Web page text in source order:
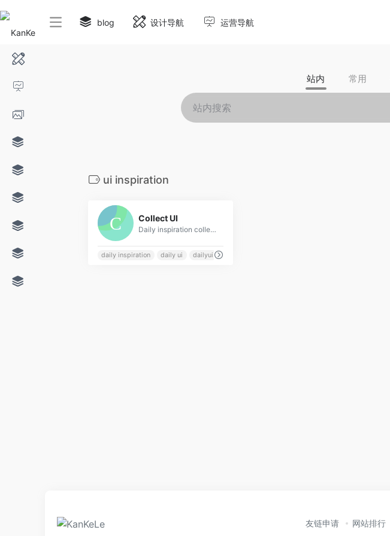
blog 设计导航 运营导航
站内 常用
ui inspiration
Collect UI
Daily inspiration collected from daily ui archive and beyond. Based on Dribbble shots, hand picked, updating daily.
daily inspiration daily ui dailyui
友链申请 网站排行